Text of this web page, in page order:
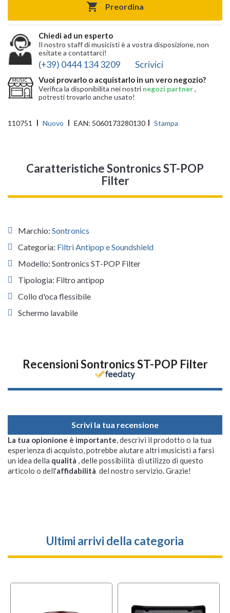
 Preordina
Chiedi ad un esperto
Il nostro staff di musicisti è a vostra disposizione, non
esitate a contattarci!
(+39) 0444 134 3209 Scrivici
Vuoi provarlo o acquistarlo in un vero negozio?
Verifica la disponibilita nei nostri negozi partner,
potresti trovarlo anche usato!
110751 Nuovo EAN: 5060173280130 Stampa
Caratteristiche Sontronics ST-POP
Filter
Marchio: Sontronics
Categoria: Filtri Antipop e Soundshield
Modello: Sontronics ST-POP Filter
Tipologia: Filtro antipop
Collo d'oca flessibile
Schermo lavabile
Recensioni Sontronics ST-POP Filter
Scrivi la tua recensione
La tua opionione è importante, descrivi il prodotto o la tua
esperienza di acquisto, potrebbe aiutare altri musicisti a farsi
un idea della qualità , delle possibilità di utilizzo di questo
articolo o dell'affidabilità del nostro servizio. Grazie!
Ultimi arrivi della categoria